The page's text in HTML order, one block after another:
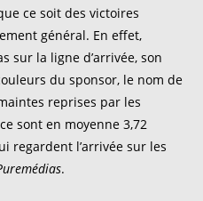
ce soit des victoires
général. En effet,
sur la ligne d’arrivée, son
du sponsor, le nom de
reprises par les
sont en moyenne 3,72
regardent l’arrivée sur les
.